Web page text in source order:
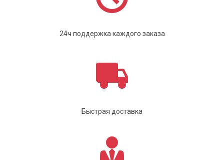
24ч поддержка каждого заказа
Быстрая доставка